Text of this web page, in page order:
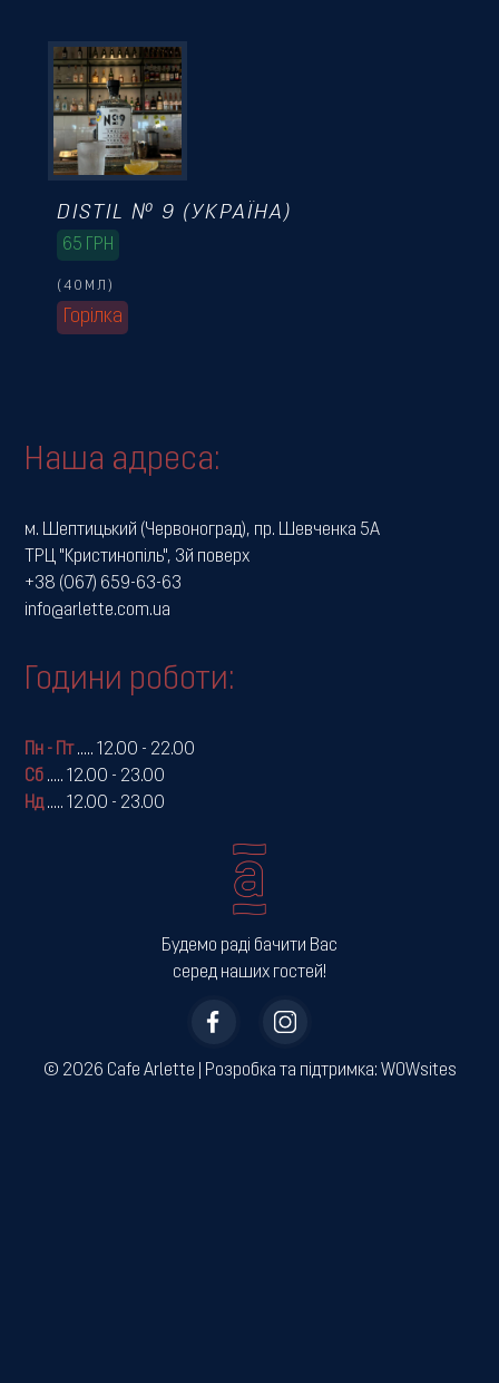
Горілка
(40МЛ)
DISTIL № 9 (УКРАЇНА)
65 ГРН
Наша адреса:
м. Шептицький (Червоноград), пр. Шевченка 5А
ТРЦ "Кристинопіль", 3й поверх
+38 (067) 659-63-63
info@arlette.com.ua
Будемо раді бачити Вас
серед наших гостей!
Години роботи:
Пн - Пт.....
12.00 - 22.00
Сб .....
12.00 - 23.00
Нд..... 12.00 - 23.00
© 2026 Cafe Arlette | ­Розробка та підтримка: WOWsites